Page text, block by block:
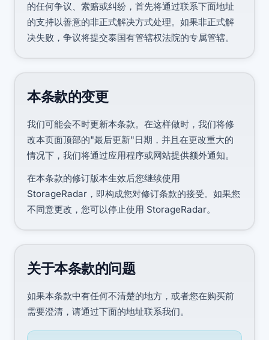
的任何争议、索赔或纠纷，首先将通过联系下面地址
的支持以善意的非正式解决方式处理。如果非正式解
决失败，争议将提交泰国有管辖权法院的专属管辖。
本条款的变更
我们可能会不时更新本条款。在这样做时，我们将修
改本页面顶部的"最后更新"日期，并且在更改重大的
情况下，我们将通过应用程序或网站提供额外通知。
在本条款的修订版本生效后您继续使用
StorageRadar，即构成您对修订条款的接受。如果您
不同意更改，您可以停止使用 StorageRadar。
关于本条款的问题
如果本条款中有任何不清楚的地方，或者您在购买前
需要澄清，请通过下面的地址联系我们。